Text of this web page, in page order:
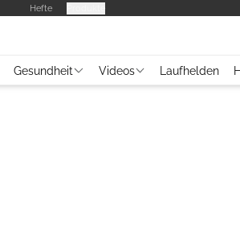
Hefte
Gesundheit Videos Laufhelden